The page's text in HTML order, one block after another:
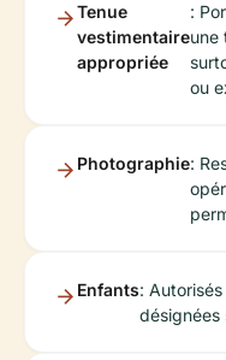
Tenue
vestimentaire
appropriée
:
une
ou
Photographie:
Enfants:
désignées